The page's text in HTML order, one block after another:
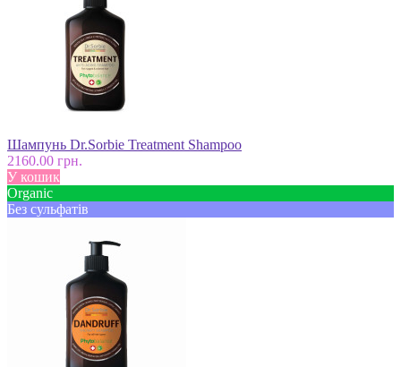
Шампунь Dr.Sorbie Trеatment Shampoo
2160.00 грн.
У кошик
Оrganic
Без сульфатів